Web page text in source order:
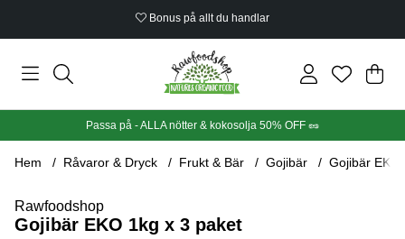
Bonus på allt du handlar
Din
.
Passa på - ALLA nötter & kokosolja 50% OFF 🥜
Hem Råvaror & Dryck Frukt & Bär Gojibär Gojibär EKO
Rawfoodshop
Gojibär EKO 1kg x 3 paket